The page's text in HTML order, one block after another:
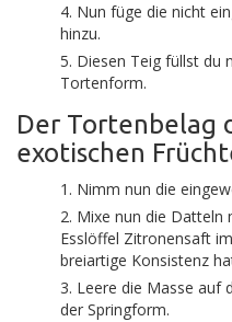
Nun füge die nicht
hinzu.
Diesen Teig füllst du
Tortenform.
Der Tortenbelag
exotischen
Nimm nun die
Mixe nun die Datteln
Esslöffel Zitronensaft
breiartige Konsistenz
Leere die Masse auf
der Springform.